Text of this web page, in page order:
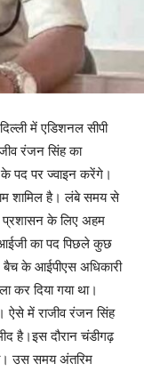
में एडिशनल सीपी
रंजन सिंह का
पद पर ज्वाइन करेंगे।
शामिल है। लंबे समय से
प्रशासन के लिए अहम
का पद पिछले कुछ
के आईपीएस अधिकारी
कर दिया गया था।
ऐसे में राजीव रंजन सिंह
है।इस दौरान चंडीगढ़
उस समय अंतरिम